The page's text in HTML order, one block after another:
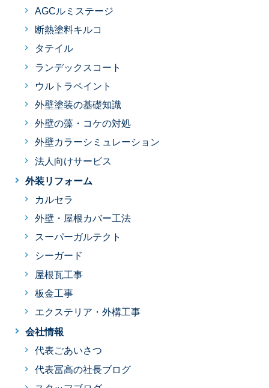
AGCルミステージ
断熱塗料キルコ
タテイル
ランデックスコート
ウルトラペイント
外壁塗装の基礎知識
外壁の藻・コケの対処
外壁カラーシミュレーション
法人向けサービス
外装リフォーム
カルセラ
外壁・屋根カバー工法
スーパーガルテクト
シーガード
屋根瓦工事
板金工事
エクステリア・外構工事
会社情報
代表ごあいさつ
代表冨高の社長ブログ